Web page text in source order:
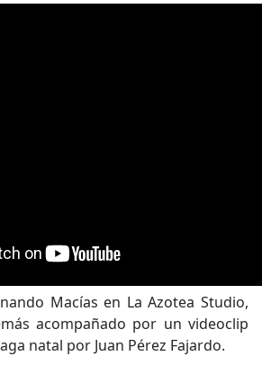
Macías en La Azotea Studio,
acompañado por un videoclip
natal por Juan Pérez Fajardo.